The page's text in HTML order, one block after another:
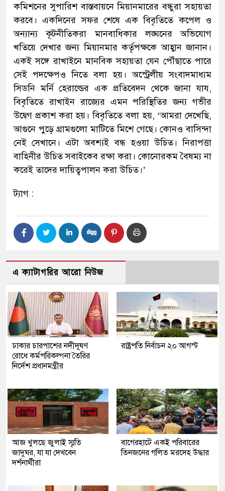
কমিশনের সুপারিশ বাস্তবায়নে মিয়ানমারের বন্ধুরা সহায়তা
করবে। একদিনের সফর শেষে এক বিবৃতিতে কপেল ও
অন্যান্য কূটনীতিকরা মানবাধিকার লঙ্ঘনের অভিযোগ
খতিয়ে দেখার জন্য মিয়ানমার কর্তৃপক্ষকে আহ্বান জানান।
একই সঙ্গে রাখাইনে মানবিক সহায়তা যেন পৌঁছাতে পারে
সেই পদক্ষেপও নিতে বলা হয়। অস্ট্রেলীয় সংবাদমাধ্যম
সিডনি মর্নি হেরাল্ডের এক প্রতিবেদন থেকে জানা যায,
বিবৃতিতে রাখাইন রাজ্যের এমন পরিস্থিতির জন্য গভীর
উদ্বেগ প্রকাশ করা হয়। বিবৃতিতে বলা হয়, ‘আমরা দেখেছি,
আগুনে পুড়ে গ্রামগুলো মাটিতে মিশে গেছে। কোনও বাসিন্দা
নেই সেখানে। এটা অবশ্যই বন্ধ হওয়া উচিত। নিরাপত্তা
বাহিনীর উচিত সবাইকেব রক্ষা করা। কোনোরকম বৈষম্য না
করেই তাদের দায়িত্বপালন করা উচিত।’
ট্যাগ :
এ ক্যাটাগরির আরো নিউজ
ঢাকার চারপাশের নদীদূষণ
রোধে কর্মপরিকল্পনা তৈরির
নির্দেশ প্রধানমন্ত্রীর
রাষ্ট্রপতি নির্বাচন ২০ আগস্ট
আজ খুলছে জুলাই স্মৃতি
জাদুঘর, যা যা দেখবেন
দর্শনার্থীরা
‎বাগেরহাটে একই পরিবারের
তিনজনের গলিত মরদেহ উদ্ধার